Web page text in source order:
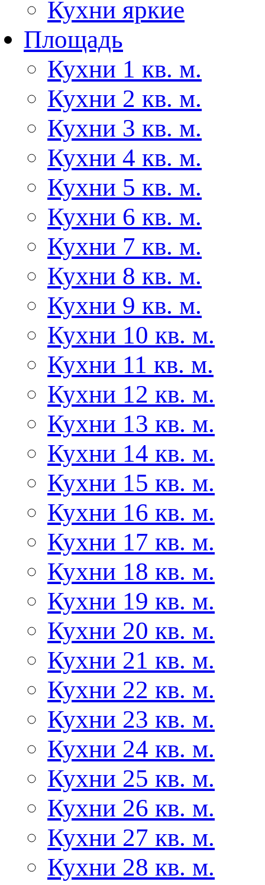
Кухни яркие
Площадь
Кухни 1 кв. м.
Кухни 2 кв. м.
Кухни 3 кв. м.
Кухни 4 кв. м.
Кухни 5 кв. м.
Кухни 6 кв. м.
Кухни 7 кв. м.
Кухни 8 кв. м.
Кухни 9 кв. м.
Кухни 10 кв. м.
Кухни 11 кв. м.
Кухни 12 кв. м.
Кухни 13 кв. м.
Кухни 14 кв. м.
Кухни 15 кв. м.
Кухни 16 кв. м.
Кухни 17 кв. м.
Кухни 18 кв. м.
Кухни 19 кв. м.
Кухни 20 кв. м.
Кухни 21 кв. м.
Кухни 22 кв. м.
Кухни 23 кв. м.
Кухни 24 кв. м.
Кухни 25 кв. м.
Кухни 26 кв. м.
Кухни 27 кв. м.
Кухни 28 кв. м.